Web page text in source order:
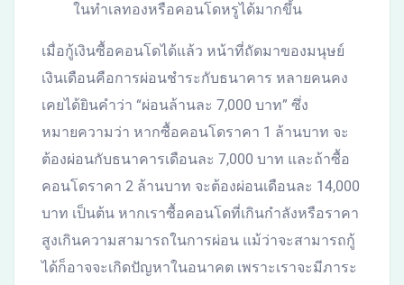
ในทำเลทองหรือคอนโดหรูได้มากขึ้น
เมื่อกู้เงินซื้อคอนโดได้แล้ว หน้าที่ถัดมาของมนุษย์
เงินเดือนคือการผ่อนชำระกับธนาคาร หลายคนคง
เคยได้ยินคำว่า “ผ่อนล้านละ 7,000 บาท” ซึ่ง
หมายความว่า หากซื้อคอนโดราคา 1 ล้านบาท จะ
ต้องผ่อนกับธนาคารเดือนละ 7,000 บาท และถ้าซื้อ
คอนโดราคา 2 ล้านบาท จะต้องผ่อนเดือนละ 14,000
บาท เป็นต้น หากเราซื้อคอนโดที่เกินกำลังหรือราคา
สูงเกินความสามารถในการผ่อน แม้ว่าจะสามารถกู้
ได้ก็อาจจะเกิดปัญหาในอนาคต เพราะเราจะมีภาระ